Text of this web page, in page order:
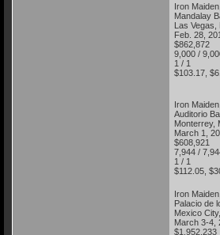
Iron
Mandalay
Las
Feb. 28,
$862,872
9,000 /
1 / 1
$103.17,
Iron
Auditorio
Monterrey,
March 1,
$608,921
7,944 /
1 / 1
$112.05,
Iron
Palacio de
Mexico
March 3-4,
$1,952,233